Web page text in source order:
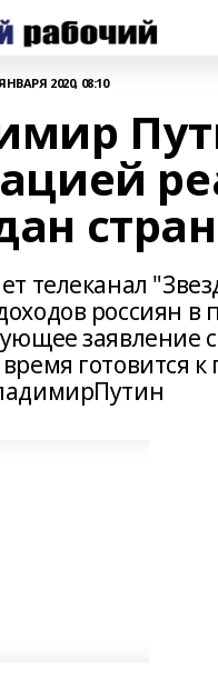
2020, 08:10
телеканал
россиян
заявление
готовится